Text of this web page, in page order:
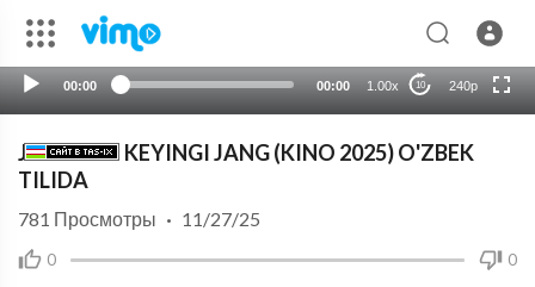
00:00 00:00 1.00x 10 240p
HD
JANGDAN KEYINGI JANG (KINO 2025) O'ZBEK
TILIDA
0 0
781 Просмотры · 11/27/25